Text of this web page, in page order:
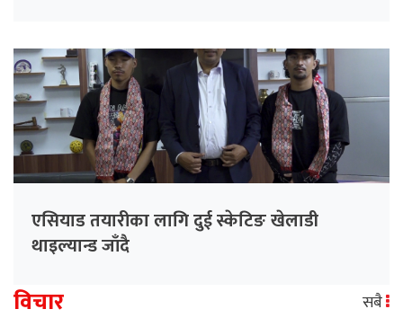
एसियाड तयारीका लागि दुई स्केटिङ खेलाडी
थाइल्यान्ड जाँदै
विचार सबै